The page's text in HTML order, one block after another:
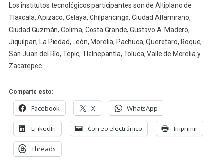
Los institutos tecnológicos participantes son de Altiplano de
Tlaxcala, Apizaco, Celaya, Chilpancingo, Ciudad Altamirano,
Ciudad Guzmán, Colima, Costa Grande, Gustavo A. Madero,
Jiquilpan, La Piedad, León, Morelia, Pachuca, Querétaro, Roque,
San Juan del Río, Tepic, Tlalnepantla, Toluca, Valle de Morelia y
Zacatepec.
Comparte esto:
Facebook X WhatsApp
LinkedIn Correo electrónico Imprimir
Threads